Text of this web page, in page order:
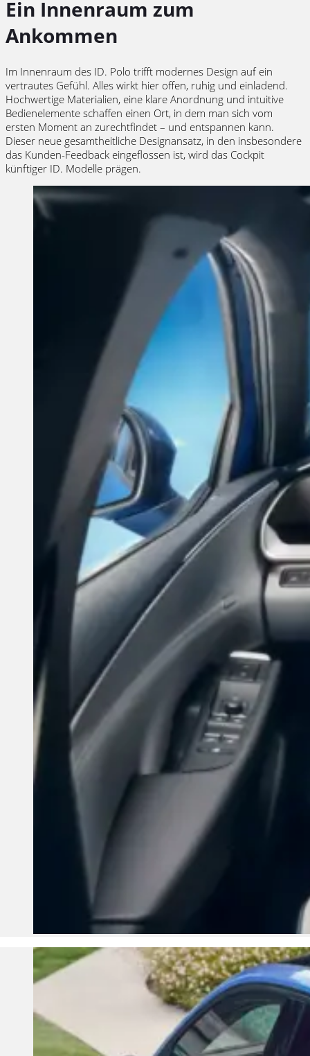
Ein Innenraum zum
Ankommen
Im Innenraum des ID. Polo trifft modernes Design auf ein
vertrautes Gefühl. Alles wirkt hier offen, ruhig und einladend.
Hochwertige Materialien, eine klare Anordnung und intuitive
Bedienelemente schaffen einen Ort, in dem man sich vom
ersten Moment an zurechtfindet – und entspannen kann.
Dieser neue gesamtheitliche Designansatz, in den insbesondere
das Kunden-Feedback eingeflossen ist, wird das Cockpit
künftiger ID. Modelle prägen.